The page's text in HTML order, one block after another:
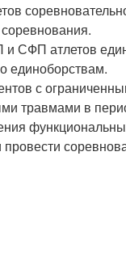
и СФП атлетов
единоборствам.
с
травмами в
провести